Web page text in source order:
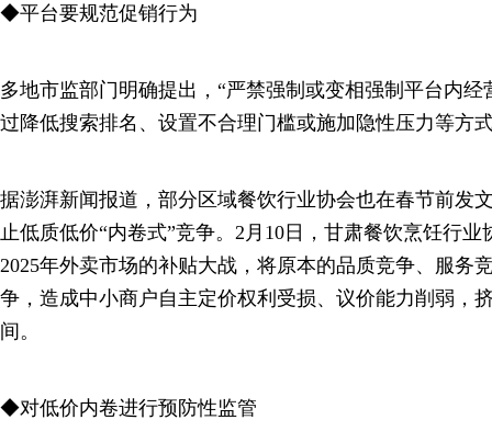
◆平台要规范促销行为
多地市监部门明确提出，“严禁强制或变相强制平台内
过降低搜索排名、设置不合理门槛或施加隐性压力等方
据澎湃新闻报道，部分区域餐饮行业协会也在春节前发
止低质低价“内卷式”竞争。2月10日，甘肃餐饮烹饪行
2025年外卖市场的补贴大战，将原本的品质竞争、服务
争，造成中小商户自主定价权利受损、议价能力削弱，
间。
◆对低价内卷进行预防性监管